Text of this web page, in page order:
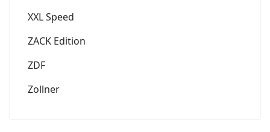
XXL Speed
ZACK Edition
ZDF
Zollner